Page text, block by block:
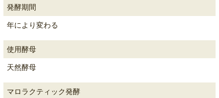
発酵期間
年により変わる
使用酵母
天然酵母
マロラクティック発酵